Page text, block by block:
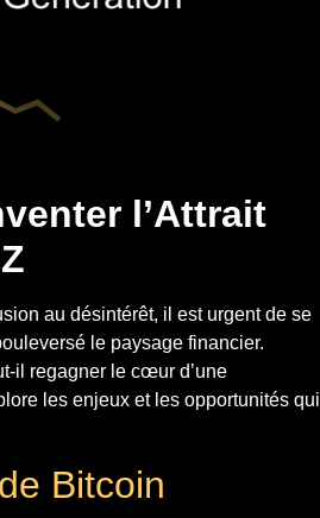
l’Attrait
au désintérêt, il est urgent de se
le paysage financier.
il regagner le cœur d’une
les enjeux et les opportunités qui
Bitcoin